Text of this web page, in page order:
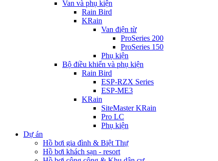
Van và phụ kiện
Rain Bird
KRain
Van điện từ
ProSeries 200
ProSeries 150
Phụ kiện
Bộ điều khiển và phụ kiện
Rain Bird
ESP-RZX Series
ESP-ME3
KRain
SiteMaster KRain
Pro LC
Phụ kiện
Dự án
Hồ bơi gia đình & Biệt Thự
Hồ bơi khách sạn - resort